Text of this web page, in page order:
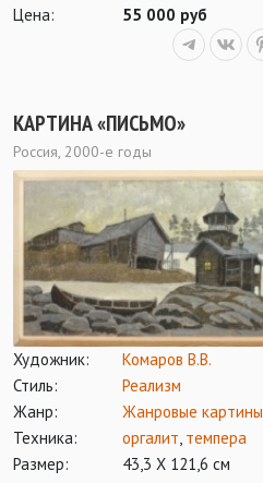
Цена:
55 000 руб
КАРТИНА «ПИСЬМО»
Россия, 2000-е годы
Художник:
Комаров В.В.
Стиль:
Реализм
Жанр:
Жанровые картины
Техника:
оргалит темпера
Размер:
43,3 Х 121,6 см